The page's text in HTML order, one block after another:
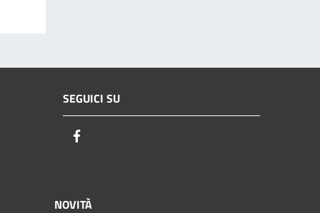
SEGUICI SU
NOVITÀ